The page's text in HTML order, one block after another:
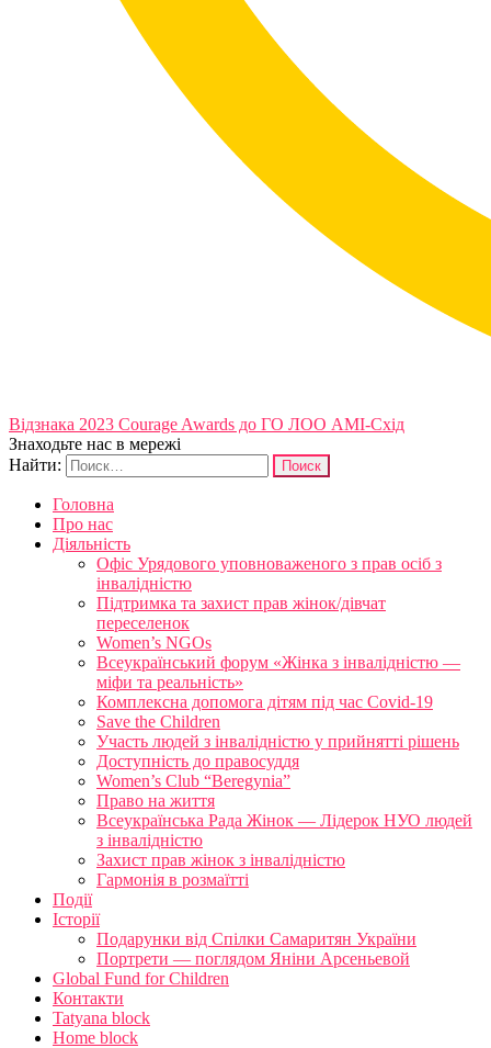
Відзнака 2023 Courage Awards до ГО ЛОО АМІ-Схід
Знаходьте нас в мережі
Найти:
Головна
Про нас
Діяльність
Офіс Урядового уповноваженого з прав осіб з
інвалідністю
Підтримка та захист прав жінок/дівчат
переселенок
Women’s NGOs
Всеукраїнський форум «Жінка з інвалідністю —
міфи та реальність»
Комплексна допомога дітям під час Covid-19
Save the Children
Участь людей з інвалідністю у прийнятті рішень
Доступність до правосуддя
Women’s Club “Beregynia”
Право на життя
Всеукраїнська Рада Жінок — Лідерок НУО людей
з інвалідністю
Захист прав жінок з інвалідністю
Гармонія в розмаїтті
Події
Історії
Подарунки від Спілки Самаритян України
Портрети — поглядом Яніни Арсеньевой
Global Fund for Children
Контакти
Tatyana block
Home block